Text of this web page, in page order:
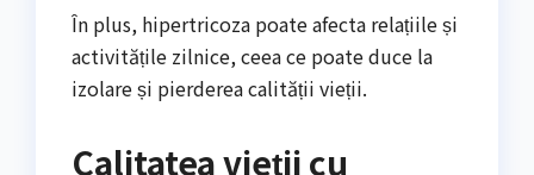
În plus, hipertricoza poate afecta relațiile și
activitățile zilnice, ceea ce poate duce la
izolare și pierderea calității vieții.
Calitatea vieții cu